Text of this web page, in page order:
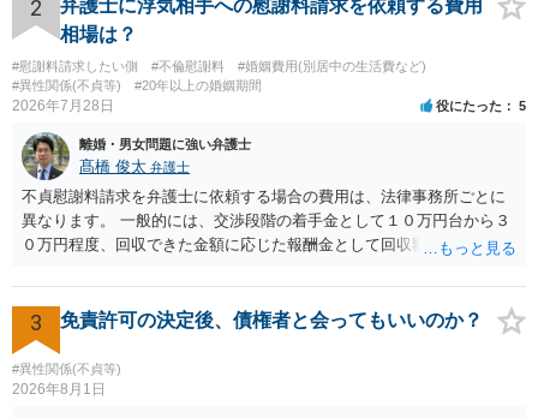
の 金銭であったと評価される可能性はあると考えます。 ② 「今後一
切関与しないなら100万円振り込む」というLINEや誓約書は、裁判上
どの程度証拠価値があるのか ⇒前後のやり取りや誓約書の具体的内容
を見ない限り、具体的な判断はできませんが、一定の証拠価値はある
することは認められるのか。 ⇒おそらく１００万円は不当利得（受け
取る正当な権利がないのに利益を取得した）として返還請求されてい
るものかと推察しますので、 貸金返還ではないかと存じます。 ④ 私
は現在、収入も不安定で貯金もなくリボ払い借金が既に約100万あり。
今年に再婚したが主人はお金に厳しい為、一括で220万円を支払う事は
か。 ⇒判決となり敗訴してしまった場合は、強制執行により不動産等
の財産を差し押さえられ、そこから債権回収が図られることになりま
すが、 和解であれば柔軟な解決が可能ですので、その場合は分割払
いにより支払うことも十分可能です。 ⑤ このような事情であれば、私
は120万円のみ和解交渉を続けるべきでしょうか。 ⇒ご相談者様の認
2
弁護士に浮気相手への慰謝料請求を依頼する費用
相場は？
#慰謝料請求したい側 #不倫慰謝料
#婚姻費用(別居中の生活費など)
#異性関係(不貞等)
#20年以上の婚姻期間
2026年7月28日 役にたった 5
離婚・男女問題に強い弁護士
髙橋 俊太 弁護士
不貞慰謝料請求を弁護士に依頼する場合の費用は、法律事務所ごとに
異なります。 一般的には、交渉段階の着手金として１０万円台から３
０万円程度、回収できた金額に応じた報酬金として回収額の１０％か
には、追加着手金や日当、実費が発生することもあります。 もっと
も、証拠が十分にあるか、相手方の住所・勤務先が分かるか、慰謝料
額、離婚の有無、交渉で終わるか訴訟まで見込むかによって、費用は
変わり得ます。依頼前に、交渉だけの場合、訴訟になった場合、回収
できなかった場合の費用を確認しておくとよいでしょう。 弁護士選び
3 免責許可の決定後、債権者と会ってもいいのか？
#異性関係(不貞等)
2026年8月1日